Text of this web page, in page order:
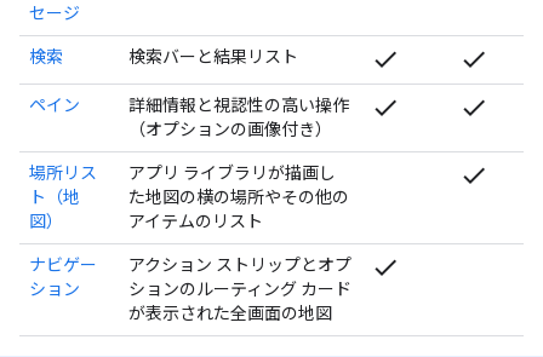
セージ
検索 検索バーと結果リスト check check
ペイン
詳細情報と視認性の高い操作
（オプションの画像付き）
check check
場所リス
ト（地
図）
アプリ ライブラリが描画し
た地図の横の場所やその他の
アイテムのリスト
check
ナビゲー
ション
アクション ストリップとオプ
ションのルーティング カード
が表示された全画面の地図
check